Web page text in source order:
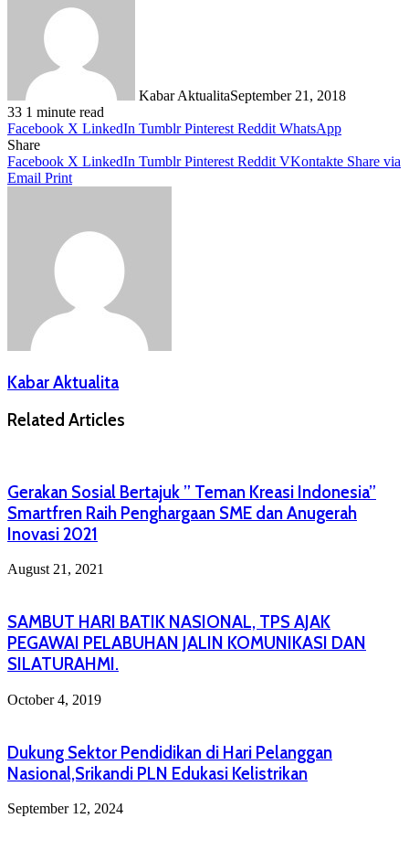
Kabar AktualitaSeptember 21, 2018
33 1 minute read
Facebook X LinkedIn Tumblr Pinterest Reddit WhatsApp
Share
Facebook X LinkedIn Tumblr Pinterest Reddit VKontakte Share via
Email Print
Kabar Aktualita
Related Articles
Gerakan Sosial Bertajuk ” Teman Kreasi Indonesia”
Smartfren Raih Penghargaan SME dan Anugerah
Inovasi 2021
August 21, 2021
SAMBUT HARI BATIK NASIONAL, TPS AJAK
PEGAWAI PELABUHAN JALIN KOMUNIKASI DAN
SILATURAHMI.
October 4, 2019
Dukung Sektor Pendidikan di Hari Pelanggan
Nasional,Srikandi PLN Edukasi Kelistrikan
September 12, 2024